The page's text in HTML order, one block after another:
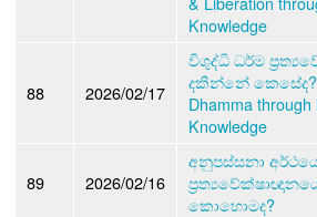
Knowledge
88 2026/02/17
විශුද්ධි ධර්ම
දකින්නේ කෙසේද?
Dhamma through
Knowledge
89 2026/02/16
අනුපස්සනා
කොහොමද?